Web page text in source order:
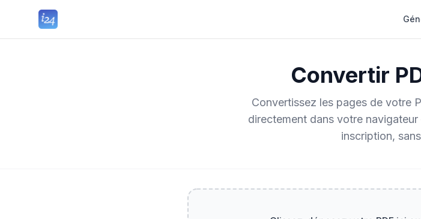
Convertir
Convertissez les pages de votre
directement dans votre
inscription,